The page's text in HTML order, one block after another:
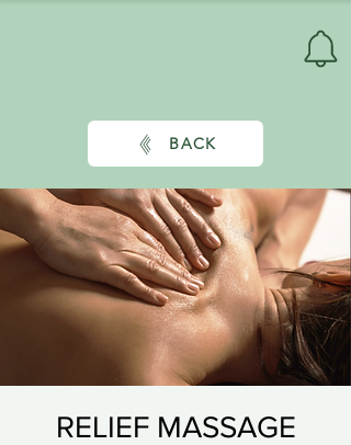
BACK
RELIEF MASSAGE